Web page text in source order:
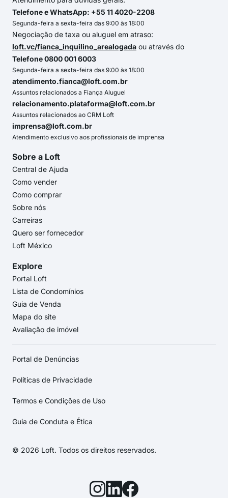
Telefone e WhatsApp: +55 11 4020-2208
Segunda-feira a sexta-feira das 9:00 às 18:00
Negociação de taxa ou aluguel em atraso:
loft.vc/fianca_inquilino_arealogada ou através do
Telefone 0800 001 6003
Segunda-feira a sexta-feira das 9:00 às 18:00
atendimento.fianca@loft.com.br
Assuntos relacionados a Fiança Aluguel
relacionamento.plataforma@loft.com.br
Assuntos relacionados ao CRM Loft
imprensa@loft.com.br
Atendimento exclusivo aos profissionais de imprensa
Sobre a Loft
Central de Ajuda
Como vender
Como comprar
Sobre nós
Carreiras
Quero ser fornecedor
Loft México
Explore
Portal Loft
Lista de Condomínios
Guia de Venda
Mapa do site
Avaliação de imóvel
Portal de Denúncias
Políticas de Privacidade
Termos e Condições de Uso
Guia de Conduta e Ética
© 2026 Loft. Todos os direitos reservados.